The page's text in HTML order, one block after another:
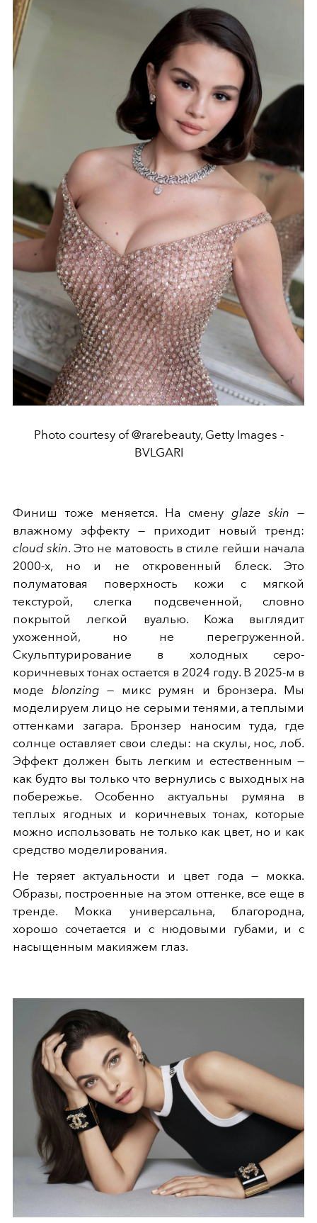
Photo courtesy of @rarebeauty, Getty Images -
BVLGARI
Финиш тоже меняется. На смену glaze skin —
влажному эффекту — приходит новый тренд:
cloud skin. Это не матовость в стиле гейши начала
2000-х, но и не откровенный блеск. Это
полуматовая поверхность кожи с мягкой
текстурой, слегка подсвеченной, словно
покрытой легкой вуалью. Кожа выглядит
ухоженной, но не перегруженной.
Скульптурирование в холодных серо-
коричневых тонах остается в 2024 году. В 2025-м в
моде blonzing — микс румян и бронзера. Мы
моделируем лицо не серыми тенями, а теплыми
оттенками загара. Бронзер наносим туда, где
солнце оставляет свои следы: на скулы, нос, лоб.
Эффект должен быть легким и естественным —
как будто вы только что вернулись с выходных на
побережье. Особенно актуальны румяна в
теплых ягодных и коричневых тонах, которые
можно использовать не только как цвет, но и как
средство моделирования.
Не теряет актуальности и цвет года — мокка.
Образы, построенные на этом оттенке, все еще в
тренде. Мокка универсальна, благородна,
хорошо сочетается и с нюдовыми губами, и с
насыщенным макияжем глаз.